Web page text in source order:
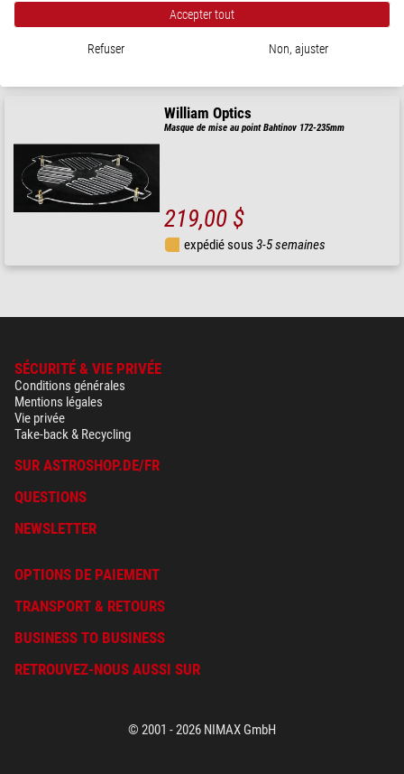
172,00 $
William Optics
Masque de mise au point Bahtinov 172-235mm
219,00 $
expédié sous3-5 semaines
SÉCURITÉ & VIE PRIVÉE
Conditions générales
Mentions légales
Vie privée
Take-back & Recycling
SUR ASTROSHOP.DE/FR
QUESTIONS
NEWSLETTER
OPTIONS DE PAIEMENT
TRANSPORT & RETOURS
BUSINESS TO BUSINESS
RETROUVEZ-NOUS AUSSI SUR
© 2001 - 2026 NIMAX GmbH
Accepter tout
Refuser Non, ajuster